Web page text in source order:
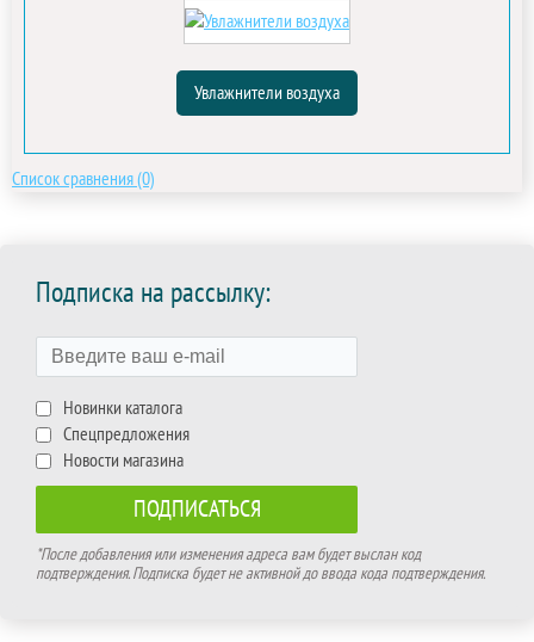
Увлажнители воздуха
Список сравнения (0)
Подписка на рассылку:
Новинки каталога
Спецпредложения
Новости магазина
*После добавления или изменения адреса вам будет выслан код
подтверждения. Подписка будет не активной до ввода кода подтверждения.